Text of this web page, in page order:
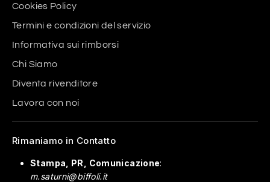
Cookies Policy
Termini e condizioni del servizio
Informativa sui rimborsi
Chi Siamo
Diventa rivenditore
Lavora con noi
Rimaniamo in Contatto
Stampa, PR, Comunicazione:
m.saturni@biffoli.it